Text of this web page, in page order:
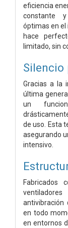
eficiencia
constante
óptimas en el
hace
limitado, sin
Silencio
Gracias a la
última
un
de uso. Esta
asegurando
intensivo.
Fabricados
antivibración
en todo
en entornos